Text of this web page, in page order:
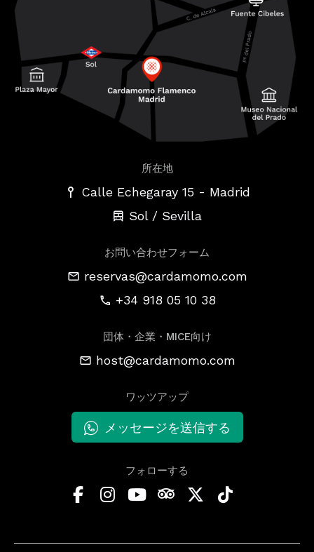
所在地
Calle Echegaray 15 - Madrid
Sol / Sevilla
お問い合わせフォーム
reservas@cardamomo.com
+34 918 05 10 38
団体・企業・MICE向け
host@cardamomo.com
ワッツアップ
メッセージを送信する
フォローする